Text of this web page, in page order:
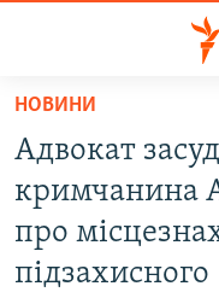
Перейти
основного
матеріалу
Перейти
до
основної
ВОДА.КРИМ
ВІДЕО ТА ФОТО
ПОЛІТИКА
НОВИНИ
Адвокат
кримчанина
про
підзахисного